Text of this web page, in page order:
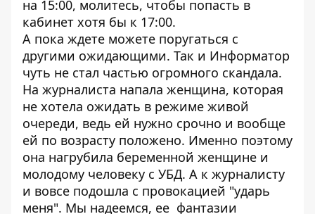
на 15:00, молитесь, чтобы попасть в
кабинет хотя бы к 17:00.
А пока ждете можете поругаться с
другими ожидающими. Так и Информатор
чуть не стал частью огромного скандала.
На журналиста напала женщина, которая
не хотела ожидать в режиме живой
очереди, ведь ей нужно срочно и вообще
ей по возрасту положено. Именно поэтому
она нагрубила беременной женщине и
молодому человеку с УБД. А к журналисту
и вовсе подошла с провокацией "ударь
меня". Мы надеемся, ее фантазии